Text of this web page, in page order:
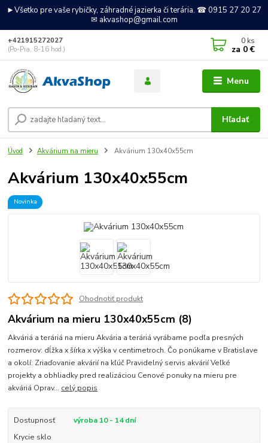
►Všetko pre vaše rybičky, záhradné jazierka či terária. ☎ 0915 27 20 27
✉ akvashop@gmail.com
Menu
Hľadať
+421915272027
(Po-Pia, 8-16 hod.)
0 ks
za 0 €
Úvod Akvárium na mieru Akvárium 130x40x55cm
Akvárium 130x40x55cm
Novinka
Ohodnotiť produkt
Akvárium na mieru 130x40x55cm (8)
Akváriá a teráriá na mieru Akvária a teráriá vyrábame podľa presných
rozmerov: dĺžka x šírka x výška v centimetroch. Čo ponúkame v Bratislave
a okolí: Zriaďovanie akvárií na kľúč Pravidelný servis akvárií Veľké
projekty a obhliadky pred realizáciou Cenové ponuky na mieru pre
akváriá Oprav... celý popis
Dostupnosť
výroba 10 - 14 dní
Krycie sklo